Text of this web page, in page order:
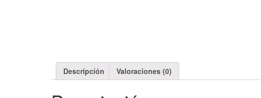
Descripción Valoraciones (0)